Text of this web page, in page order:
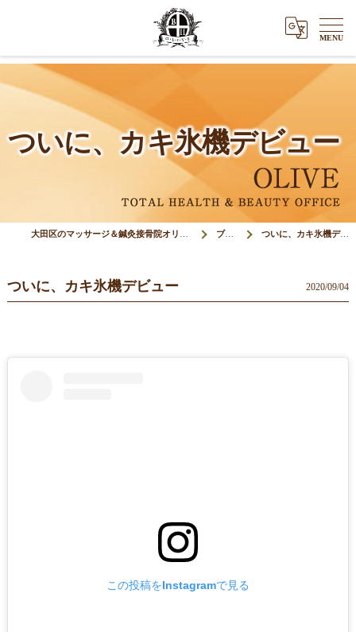
ついに、カキ氷機デビュー
ブログ ついに、カキ氷機デビュー
ついに、カキ氷機デビュー 2020/09/04
この投稿をInstagramで見る